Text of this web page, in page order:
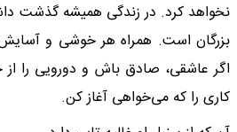
نخواهد کرد. در زندگی همیشه گذشت
بزرگان است. همراه هر خوشی و
اگر عاشقی، صادق باش و دورویی را
کاری را که می‌خواهی آغاز کن.